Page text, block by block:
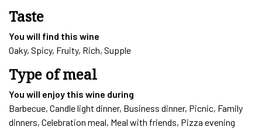
Taste
You will find this wine
Oaky, Spicy, Fruity, Rich, Supple
Type of meal
You will enjoy this wine during
Barbecue, Candle light dinner, Business dinner, Picnic, Family
dinners, Celebration meal, Meal with friends, Pizza evening